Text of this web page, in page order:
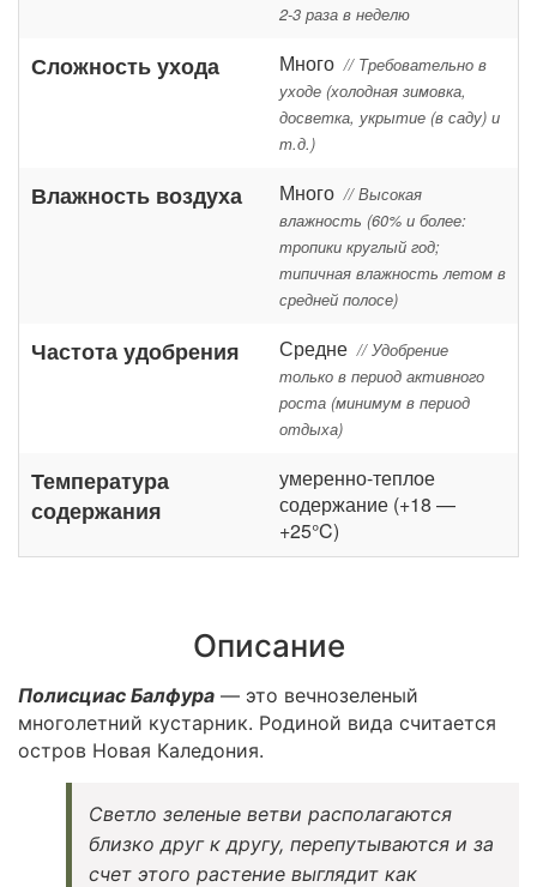
2-3 раза в неделю
Сложность ухода Много // Требовательно в
уходе (холодная зимовка,
досветка, укрытие (в саду) и
т.д.)
Влажность воздуха Много // Высокая
влажность (60% и более:
тропики круглый год;
типичная влажность летом в
средней полосе)
Частота удобрения Средне // Удобрение
только в период активного
роста (минимум в период
отдыха)
Температура
содержания
умеренно-теплое
содержание (+18 —
+25°C)
Описание
Полисциас Балфура — это вечнозеленый
многолетний кустарник. Родиной вида считается
остров Новая Каледония.
Светло зеленые ветви располагаются
близко друг к другу, перепутываются и за
счет этого растение выглядит как